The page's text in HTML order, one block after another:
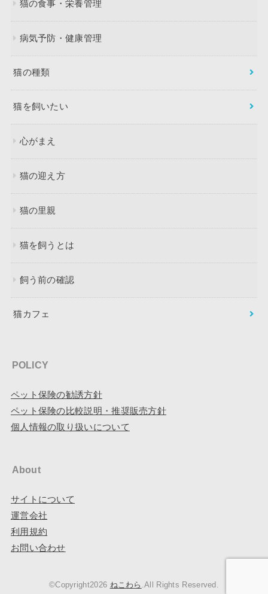
猫の食事・栄養管理
病気予防・健康管理
猫の種類
猫を飼いたい
心がまえ
猫の迎え方
猫の里親
猫を飼うとは
飼う前の確認
猫カフェ
POLICY
ペット保険の勧誘方針
ペット保険の比較説明・推奨販売方針
個人情報の取り扱いについて
About
サイトについて
運営会社
利用規約
お問い合わせ
©Copyright2026 ねこわら .All Rights Reserved.